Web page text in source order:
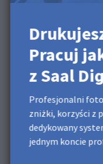
Pracuj
z Saal
Profesjonalni
zniżki, korzyści z
dedykowany
jednym koncie